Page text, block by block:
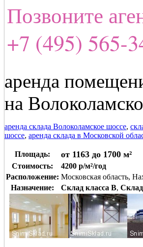
Позвоните
+7 (495) 565-
аренда
на
аренда склада Волоколамское шоссе,
шоссе, аренда склада в Московской
Площадь: от 1163 до 1700 м²
Стоимость:
4200 р/м²/год
Расположение: Московская область,
Назначение:
Склад класса B, Склад